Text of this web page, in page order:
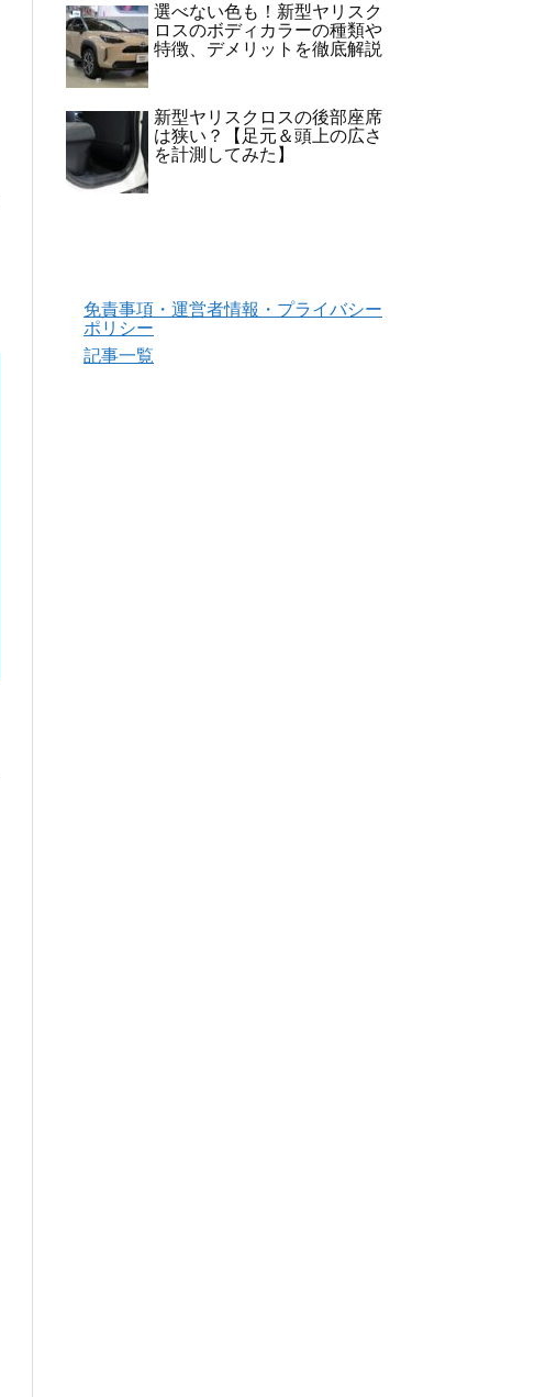
選べない色も！新型ヤリスク
ロスのボディカラーの種類や
特徴、デメリットを徹底解説
新型ヤリスクロスの後部座席
は狭い？【足元＆頭上の広さ
を計測してみた】
免責事項・運営者情報・プライバシー
ポリシー
記事一覧